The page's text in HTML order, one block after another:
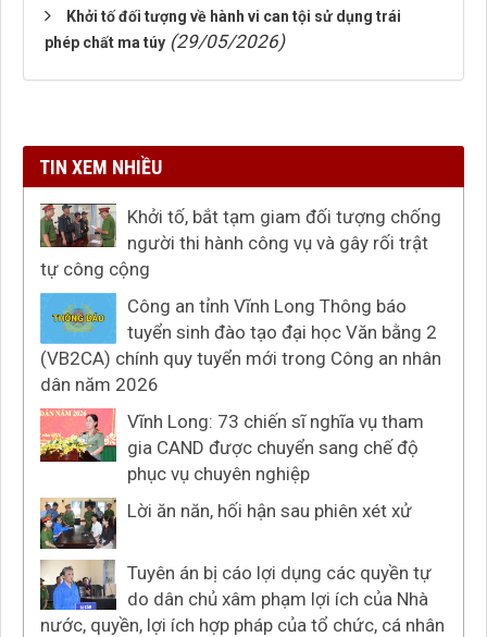
Khởi tố đối tượng về hành vi can tội sử dụng trái
phép chất ma túy (29/05/2026)
TIN XEM NHIỀU
Khởi tố, bắt tạm giam đối tượng chống
người thi hành công vụ và gây rối trật
tự công cộng
Công an tỉnh Vĩnh Long Thông báo
tuyển sinh đào tạo đại học Văn bằng 2
(VB2CA) chính quy tuyển mới trong Công an nhân
dân năm 2026
Vĩnh Long: 73 chiến sĩ nghĩa vụ tham
gia CAND được chuyển sang chế độ
phục vụ chuyên nghiệp
Lời ăn năn, hối hận sau phiên xét xử
Tuyên án bị cáo lợi dụng các quyền tự
do dân chủ xâm phạm lợi ích của Nhà
nước, quyền, lợi ích hợp pháp của tổ chức, cá nhân